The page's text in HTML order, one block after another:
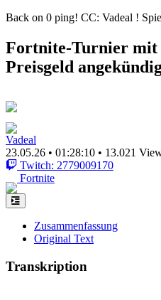
Back on 0 ping! CC: Vadeal !
Fortnite-Turnier mit
Preisgeld
Vadeal
23.05.26 • 01:28:10 • 13.021
Twitch: 2779009170
Fortnite
Zusammenfassung
Original Text
Transkription